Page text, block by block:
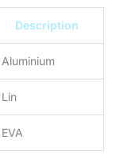
Flexibilité
】 Avec
de
offre
de
Description
Aluminium
Lin
EVA